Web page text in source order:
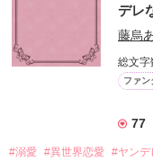
私を捨てた大人気ミ
オメガで甘えベタ
デレ
藤烏
総文字
ファン
77
#溺愛 #異世界恋愛 #ヤンデ